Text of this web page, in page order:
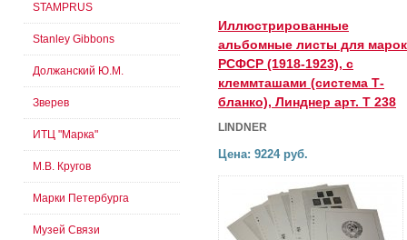
Иллюстрированные
альбомные листы для марок
РСФСР (1918-1923), с
клеммташами (система Т-
бланко), Линднер арт. Т 238
LINDNER
Цена: 9224 руб.
STAMPRUS
Stanley Gibbons
Должанский Ю.М.
Зверев
ИТЦ "Марка"
М.В. Кругов
Марки Петербурга
Музей Связи